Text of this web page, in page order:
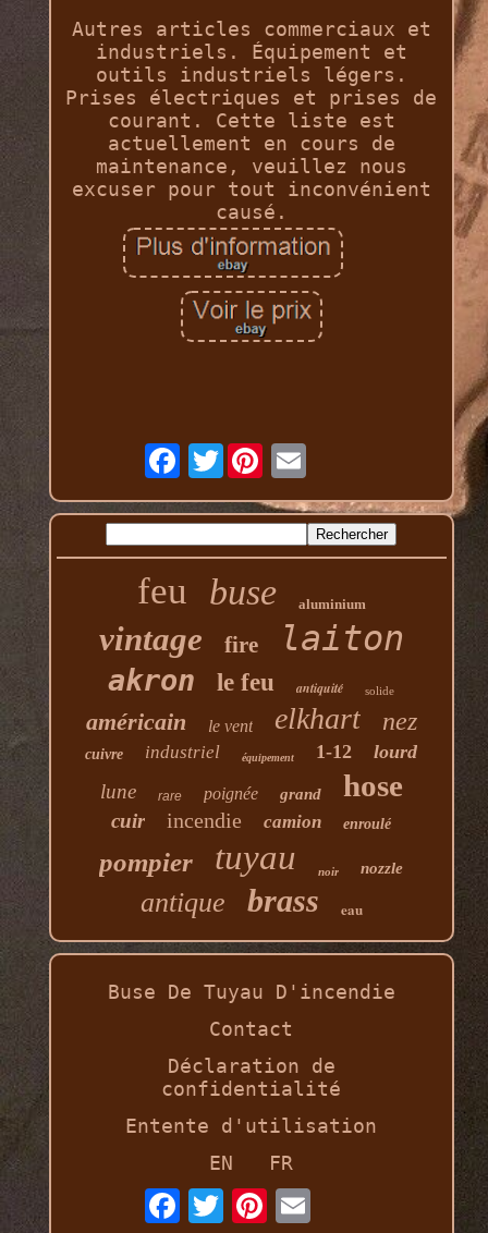
Autres articles commerciaux et
industriels. Équipement et
outils industriels légers.
Prises électriques et prises de
courant. Cette liste est
actuellement en cours de
maintenance, veuillez nous
excuser pour tout inconvénient
causé.
Twitter
feu buse aluminium
vintage fire laiton
akron le feu antiquité solide
américain le vent elkhart nez
cuivre industriel équipement 1-12 lourd
lune rare poignée grand hose
cuir incendie camion enroulé
pompier tuyau noir nozzle
antique brass eau
Buse De Tuyau D'incendie
Contact
Déclaration de
confidentialité
Entente d'utilisation
EN
FR